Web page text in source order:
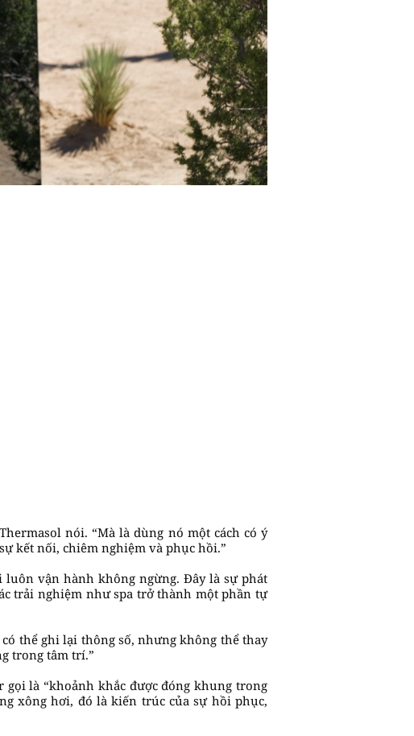
nói. “Mà là dùng nó một cách có ý
kết nối, chiêm nghiệm và phục hồi.”
vận hành không ngừng. Đây là sự phát
trải nghiệm như spa trở thành một phần tự
thể ghi lại thông số, nhưng không thể thay
trong tâm trí.”
gọi là “khoảnh khắc được đóng khung trong
xông hơi, đó là kiến trúc của sự hồi phục,